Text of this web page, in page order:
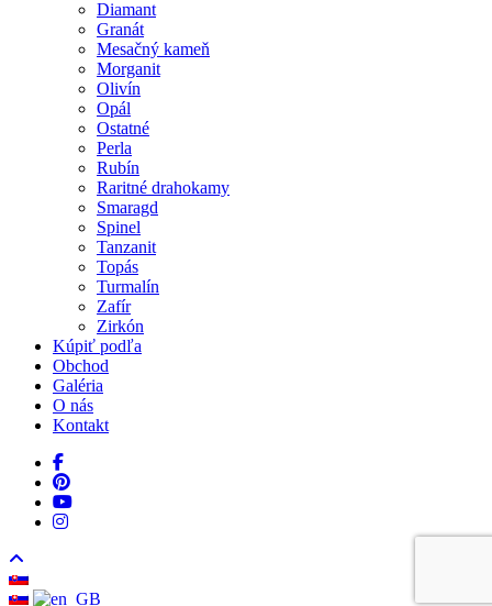
Diamant
Granát
Mesačný kameň
Morganit
Olivín
Opál
Ostatné
Perla
Rubín
Raritné drahokamy
Smaragd
Spinel
Tanzanit
Topás
Turmalín
Zafír
Zirkón
Kúpiť podľa
Obchod
Galéria
O nás
Kontakt
facebook
pinterest
youtube
instagram